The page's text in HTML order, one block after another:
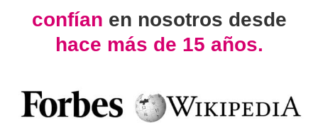
confían en nosotros desde
hace más de 15 años.